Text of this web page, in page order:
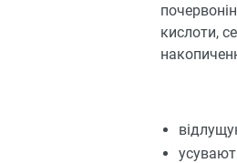
кислоти,